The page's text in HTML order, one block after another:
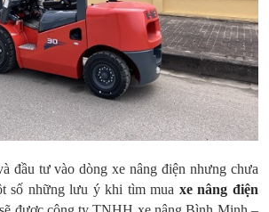
đầu tư vào dòng xe nâng điện nhưng chưa
số những lưu ý khi tìm mua xe nâng điện